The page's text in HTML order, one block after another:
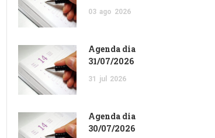
03 ago 2026
Agenda dia
31/07/2026
31 jul 2026
Agenda dia
30/07/2026